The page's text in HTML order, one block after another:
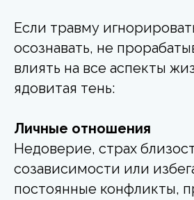
Если травму
осознавать, не
влиять на все аспекты
ядовитая тень:
Личные отношения
Недоверие, страх
созависимости или
постоянные конфликты,